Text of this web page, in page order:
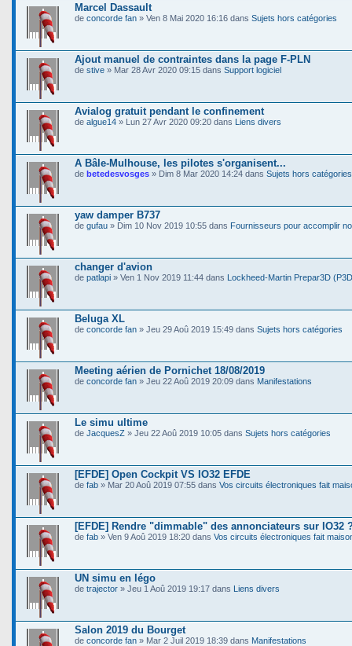
Marcel Dassault
de concorde fan » Ven 8 Mai 2020 16:16 dans Sujets hors catégories
Ajout manuel de contraintes dans la page F-PLN
de stive » Mar 28 Avr 2020 09:15 dans Support logiciel
Avialog gratuit pendant le confinement
de algue14 » Lun 27 Avr 2020 09:20 dans Liens divers
A Bâle-Mulhouse, les pilotes s'organisent...
de betedesvosges » Dim 8 Mar 2020 14:24 dans Sujets hors catégories
yaw damper B737
de gufau » Dim 10 Nov 2019 10:55 dans Fournisseurs pour accomplir
changer d'avion
de patlapi » Ven 1 Nov 2019 11:44 dans Lockheed-Martin Prepar3D
Beluga XL
de concorde fan » Jeu 29 Aoû 2019 15:49 dans Sujets hors catégories
Meeting aérien de Pornichet 18/08/2019
de concorde fan » Jeu 22 Aoû 2019 20:09 dans Manifestations
Le simu ultime
de JacquesZ » Jeu 22 Aoû 2019 10:05 dans Sujets hors catégories
[EFDE] Open Cockpit VS IO32 EFDE
de fab » Mar 20 Aoû 2019 07:55 dans Vos circuits électroniques fait
[EFDE] Rendre "dimmable" des annonciateurs sur IO32
de fab » Ven 9 Aoû 2019 18:20 dans Vos circuits électroniques fait
UN simu en légo
de trajector » Jeu 1 Aoû 2019 19:17 dans Liens divers
Salon 2019 du Bourget
de concorde fan » Mar 2 Juil 2019 18:39 dans Manifestations